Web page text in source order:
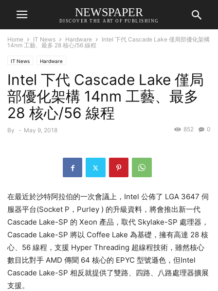
NEWSPAPER
DISCOVER THE ART OF PUBLISHING
Home IT News Hardware
Intel 下代 Cascade Lake 僅局部優化架構
14nm 工藝、最多 28 核心/56 線程
IT News Hardware
Intel 下代 Cascade Lake 僅局
部優化架構 14nm 工藝、最多
28 核心/56 線程
By - May 9, 2018 0
852
在最近於沙特阿拉伯的一次會議上，Intel 公佈了 LGA 3647 伺
服器平台(Socket P，Purley ) 的升級資料，將會推出新一代
Cascade Lake-SP 的 Xeon 產品，取代 Skylake-SP 處理器，
Cascade Lake-SP 將以 Coffee Lake 為基礎，擁有高達 28 核
心、56 線程，支援 Hyper Threading 超線程技術，雖然核心
數目比對手 AMD 傳聞 64 核心的 EPYC 型號遜色，但Intel
Cascade Lake-SP 相反就提供了雙路、四路、八路處理器擴展
支援。